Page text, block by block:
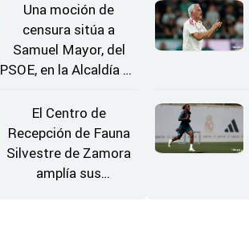
Una moción de
censura sitúa a
Samuel Mayor, del
PSOE, en la Alcaldía de
El Centro de
Recepción de Fauna
Silvestre de Zamora
amplía sus